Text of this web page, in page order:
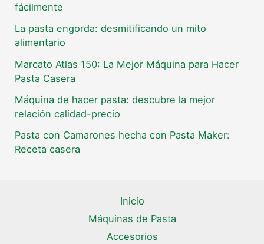
fácilmente
La pasta engorda: desmitificando un mito
alimentario
Marcato Atlas 150: La Mejor Máquina para Hacer
Pasta Casera
Máquina de hacer pasta: descubre la mejor
relación calidad-precio
Pasta con Camarones hecha con Pasta Maker:
Receta casera
Inicio
Máquinas de Pasta
Accesorios